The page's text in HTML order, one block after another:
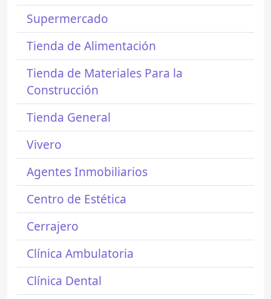
Supermercado
Tienda de Alimentación
Tienda de Materiales Para la
Construcción
Tienda General
Vivero
Agentes Inmobiliarios
Centro de Estética
Cerrajero
Clínica Ambulatoria
Clínica Dental